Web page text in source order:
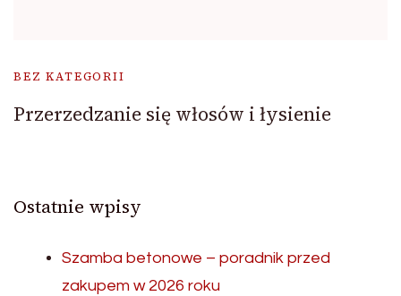
BEZ KATEGORII
Przerzedzanie się włosów i łysienie
Ostatnie wpisy
Szamba betonowe – poradnik przed
zakupem w 2026 roku